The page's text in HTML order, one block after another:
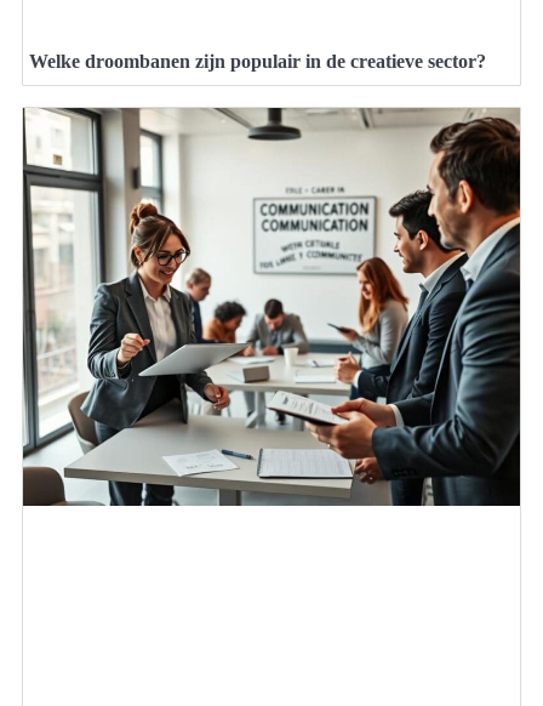
Welke droombanen zijn populair in de creatieve sector?